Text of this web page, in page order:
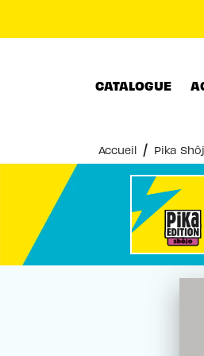
CATALOGUE
Accueil / Pika